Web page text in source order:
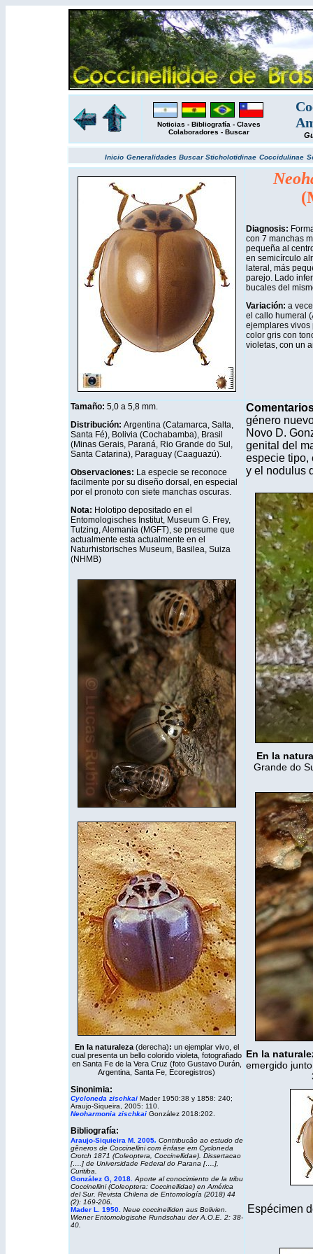
Noticias - Bibliografía - Claves
Colaboradores - Buscar
Inicio Generalidades BuscarSticholotidinae Coccidulinae
Diagnosis:
con 7 manchas
pequeña al
en semicírculo
lateral, más
parejo. Lado
bucales del
Variación: a
el callo humeral
ejemplares vivos
color gris con
violetas, con un
Tamaño: 5,0 a 5,8 mm.
Distribución: Argentina (Catamarca, Salta,
Santa Fé), Bolivia (Cochabamba), Brasil
(Minas Gerais, Paraná, Rio Grande do Sul,
Santa Catarina), Paraguay (Caaguazú).
Observaciones: La especie se reconoce
facilmente por su diseño dorsal, en especial
por el pronoto con siete manchas oscuras.
Nota: Holotipo depositado en el
Entomologisches Institut, Museum G. Frey,
Tutzing, Alemania (MGFT), se presume que
actualmente esta actualmente en el
Naturhistorisches Museum, Basilea, Suiza
(NHMB)
En la naturaleza (derecha): un ejemplar vivo, el
cual presenta un bello colorido violeta, fotografiado
en Santa Fe de la Vera Cruz (foto Gustavo Durán,
Argentina, Santa Fe, Ecoregistros)
Sinonimia:
Cycloneda zischkai Mader 1950:38 y 1858: 240;
Araujo-Siqueira, 2005: 110.
Neoharmonia zischkaiGonzález 2018:202.
Bibliografía:
Araujo-Siquieira M. 2005. Contribucâo ao estudo de
gêneros de Coccinellini com ênfase em Cycloneda
Crotch 1871 (Coleoptera, Coccinellidae). Dissertacao
[….] de Universidade Federal do Parana [….],
Curitiba.
González G, 2018. Aporte al conocimiento de la tribu
Coccinellini (Coleoptera: Coccinellidae) en América
del Sur. Revista Chilena de Entomología (2018) 44
(2): 169-206.
Mader L. 1950. Neue coccinelliden aus Bolivien.
Wiener Entomologische Rundschau der A.O.E. 2: 38-
40.
género
Novo D.
genital del
especie tipo,
y el nodulus
En la
Grande do
En la
emergido
Espécimen